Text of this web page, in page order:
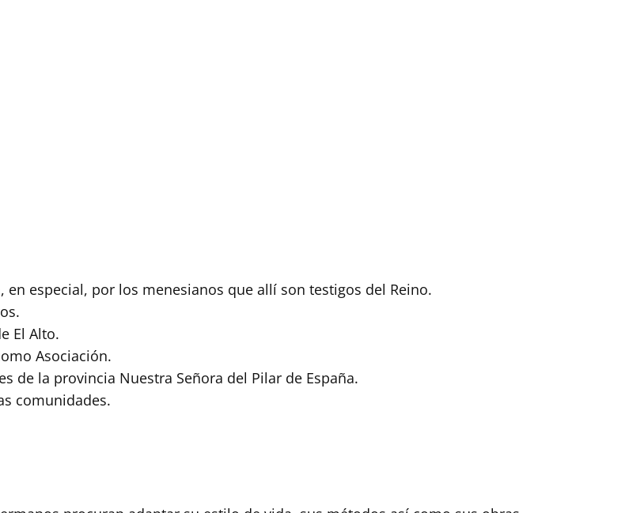
en especial, por los menesianos que allí son testigos del Reino.
El Alto.
Asociación.
de la provincia Nuestra Señora del Pilar de España.
comunidades.